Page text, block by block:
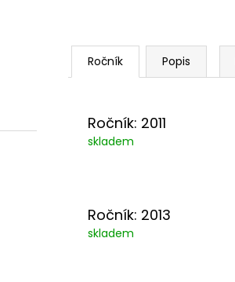
Popis
Ročník: 2011
skladem
Ročník: 2013
skladem